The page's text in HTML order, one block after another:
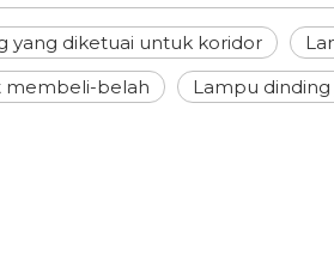
yang diketuai untuk koridor
membeli-belah
Lampu